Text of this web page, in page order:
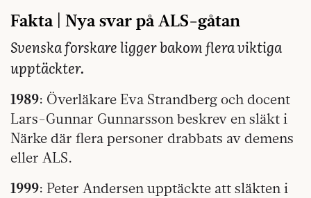
Fakta | Nya svar på ALS-gåtan
Svenska forskare ligger bakom flera viktiga
upptäckter.
1989: Överläkare Eva Strandberg och docent
Lars-Gunnar Gunnarsson beskrev en släkt i
Närke där flera personer drabbats av demens
eller ALS.
1999: Peter Andersen upptäckte att släkten i